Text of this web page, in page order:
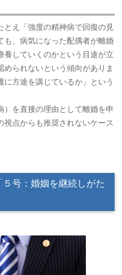
とえ「強度の精神病で回復の見
も、病気になった配偶者が離婚
養していくのかという目途が立
められないという傾向がありま
に方途を講じているか」という
）を直接の理由として離婚を申
視点からも推奨されないケース
号：婚姻を継続しがた